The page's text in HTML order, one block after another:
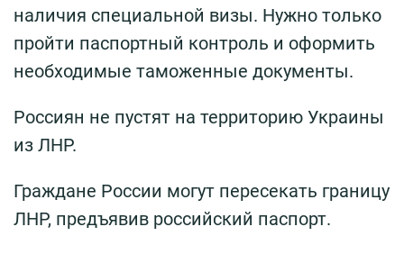
наличия специальной визы. Нужно только
пройти паспортный контроль и оформить
необходимые таможенные документы.
Россиян не пустят на территорию Украины
из ЛНР.
Граждане России могут пересекать границу
ЛНР, предъявив российский паспорт.